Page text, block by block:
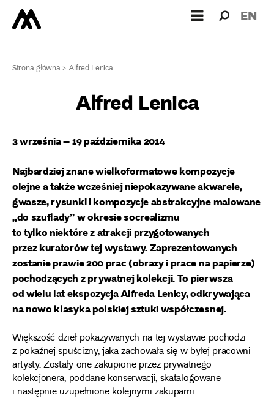
dla: EN
Strona główna>Alfred Lenica
Alfred Lenica
3 września – 19 października 2014
Najbardziej znane wielkoformatowe kompozycje
olejne a także wcześniej niepokazywane akwarele,
gwasze, rysunki i kompozycje abstrakcyjne malowane
„do szuflady” w okresie socrealizmu ̶
to tylko niektóre z atrakcji przygotowanych
przez kuratorów tej wystawy. Zaprezentowanych
zostanie prawie 200 prac (obrazy i prace na papierze)
pochodzących z prywatnej kolekcji. To pierwsza
od wielu lat ekspozycja Alfreda Lenicy, odkrywająca
na nowo klasyka polskiej sztuki współczesnej.
Większość dzieł pokazywanych na tej wystawie pochodzi
z pokaźnej spuścizny, jaka zachowała się w byłej pracowni
artysty. Zostały one zakupione przez prywatnego
kolekcjonera, poddane konserwacji, skatalogowane
i następnie uzupełnione kolejnymi zakupami.